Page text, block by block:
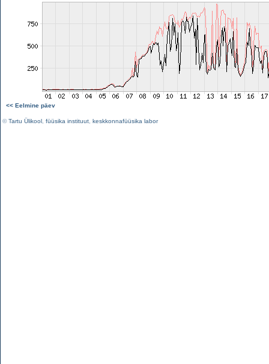
<< Eelmine päev
©Tartu Ülikool füüsika instituut keskkonnafüüsika labor